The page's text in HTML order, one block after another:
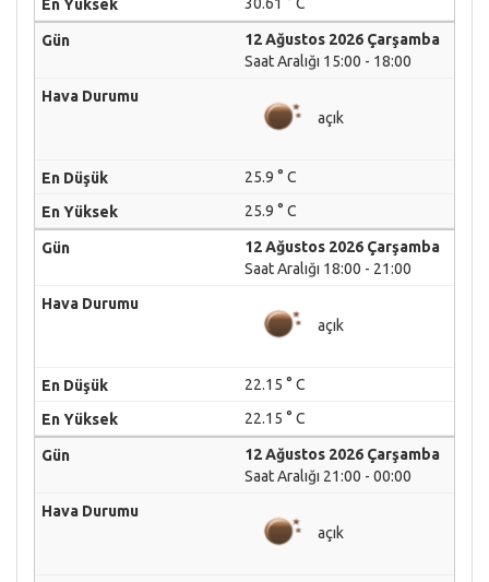
12 Ağustos 2026 Çarşamba
Saat Aralığı 15:00 - 18:00
açık
25.9 ° C
25.9 ° C
12 Ağustos 2026 Çarşamba
Saat Aralığı 18:00 - 21:00
açık
22.15 ° C
22.15 ° C
12 Ağustos 2026 Çarşamba
Saat Aralığı 21:00 - 00:00
açık